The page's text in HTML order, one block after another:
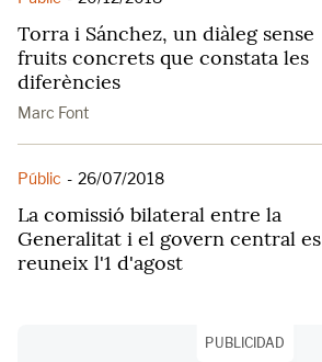
Torra i Sánchez, un diàleg sense
fruits concrets que constata les
diferències
Marc Font
Públic - 26/07/2018
La comissió bilateral entre la
Generalitat i el govern central es
reuneix l'1 d'agost
PUBLICIDAD